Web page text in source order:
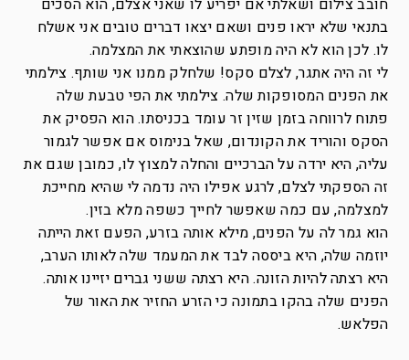
חובב צילום ושאלתי אם יפריע לו שאני אצלם, הוא הסכים
בתנאי שלא יראו פנים ושאם יצאו דברים טובים אני אשלח
לו. לכן הוא לא היה מופתע שהוצאתי את המצלמה.
לי זה היה אתגר, לצלם סקס! שלחלק ממנו אני שותף. צילמתי
את הפנים המסופקות שלה. צילמתי את הפי טבעת שלה
פתוח לרווחה בזמן שזין זר עומד בכניסתו. הוא הפסיק את
הסקס והוריד את הקונדום, שאל בנימוס אם אפשר לגמור
עליה, היא ירדה על הברכיים והחלה למצוץ לו, כמובן שגם את
זה הספקתי לצלם, לרגע אפילו היה נדמה לי שהיא מחייכת
למצלמה, עם כמה שאפשר לחייך כשפה מלא בזין.
הוא גמר לה על הפנים, מילא אותה בזרע, הפעם זאת הייתה
יוזמה שלה, היא ביססה לבד את המעמד שלה לאותו הערב,
היא רצתה להיות הזונה. היא רצתה ששני גברים יזיינו אותה.
הפנים שלה בהקו בתמונה כי הזרע החזיר את האור של
הפלאש.